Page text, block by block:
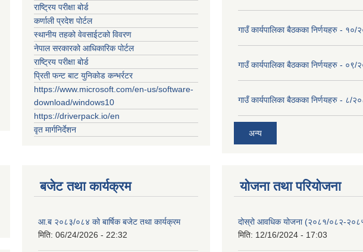
राष्ट्रिय परीक्षा बोर्ड
कर्णाली प्रदेश पोर्टल
स्थानीय तहको वेवसाईटको विवरण
नेपाल सरकारको आधिकारिक पोर्टल
राष्ट्रिय परीक्षा बोर्ड
प्रिती फन्ट बाट युनिकोड कन्भर्रटर
https://www.microsoft.com/en-us/software-
download/windows10
https://driverpack.io/en
वृत मार्गनिर्देशन
गाउँ कार्यपालिका बैठकका निर्णयहरु -
गाउँ कार्यपालिका बैठकका निर्णयहरु -
गाउँ कार्यपालिका बैठकका निर्णयहरु - ८/
अन्य
बजेट तथा कार्यक्रम
आ.ब २०८३/०८४ को बार्षिक बजेट तथा कार्यक्रम
मिति: 06/24/2026 - 22:32
योजना तथा परियोजना
दोस्रो आवधिक योजना (२०८१/०८२-
मिति: 12/16/2024 - 17:03